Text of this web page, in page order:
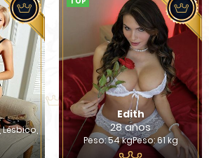
Edith
28 años
Peso: 54 kgPeso: 61 kg